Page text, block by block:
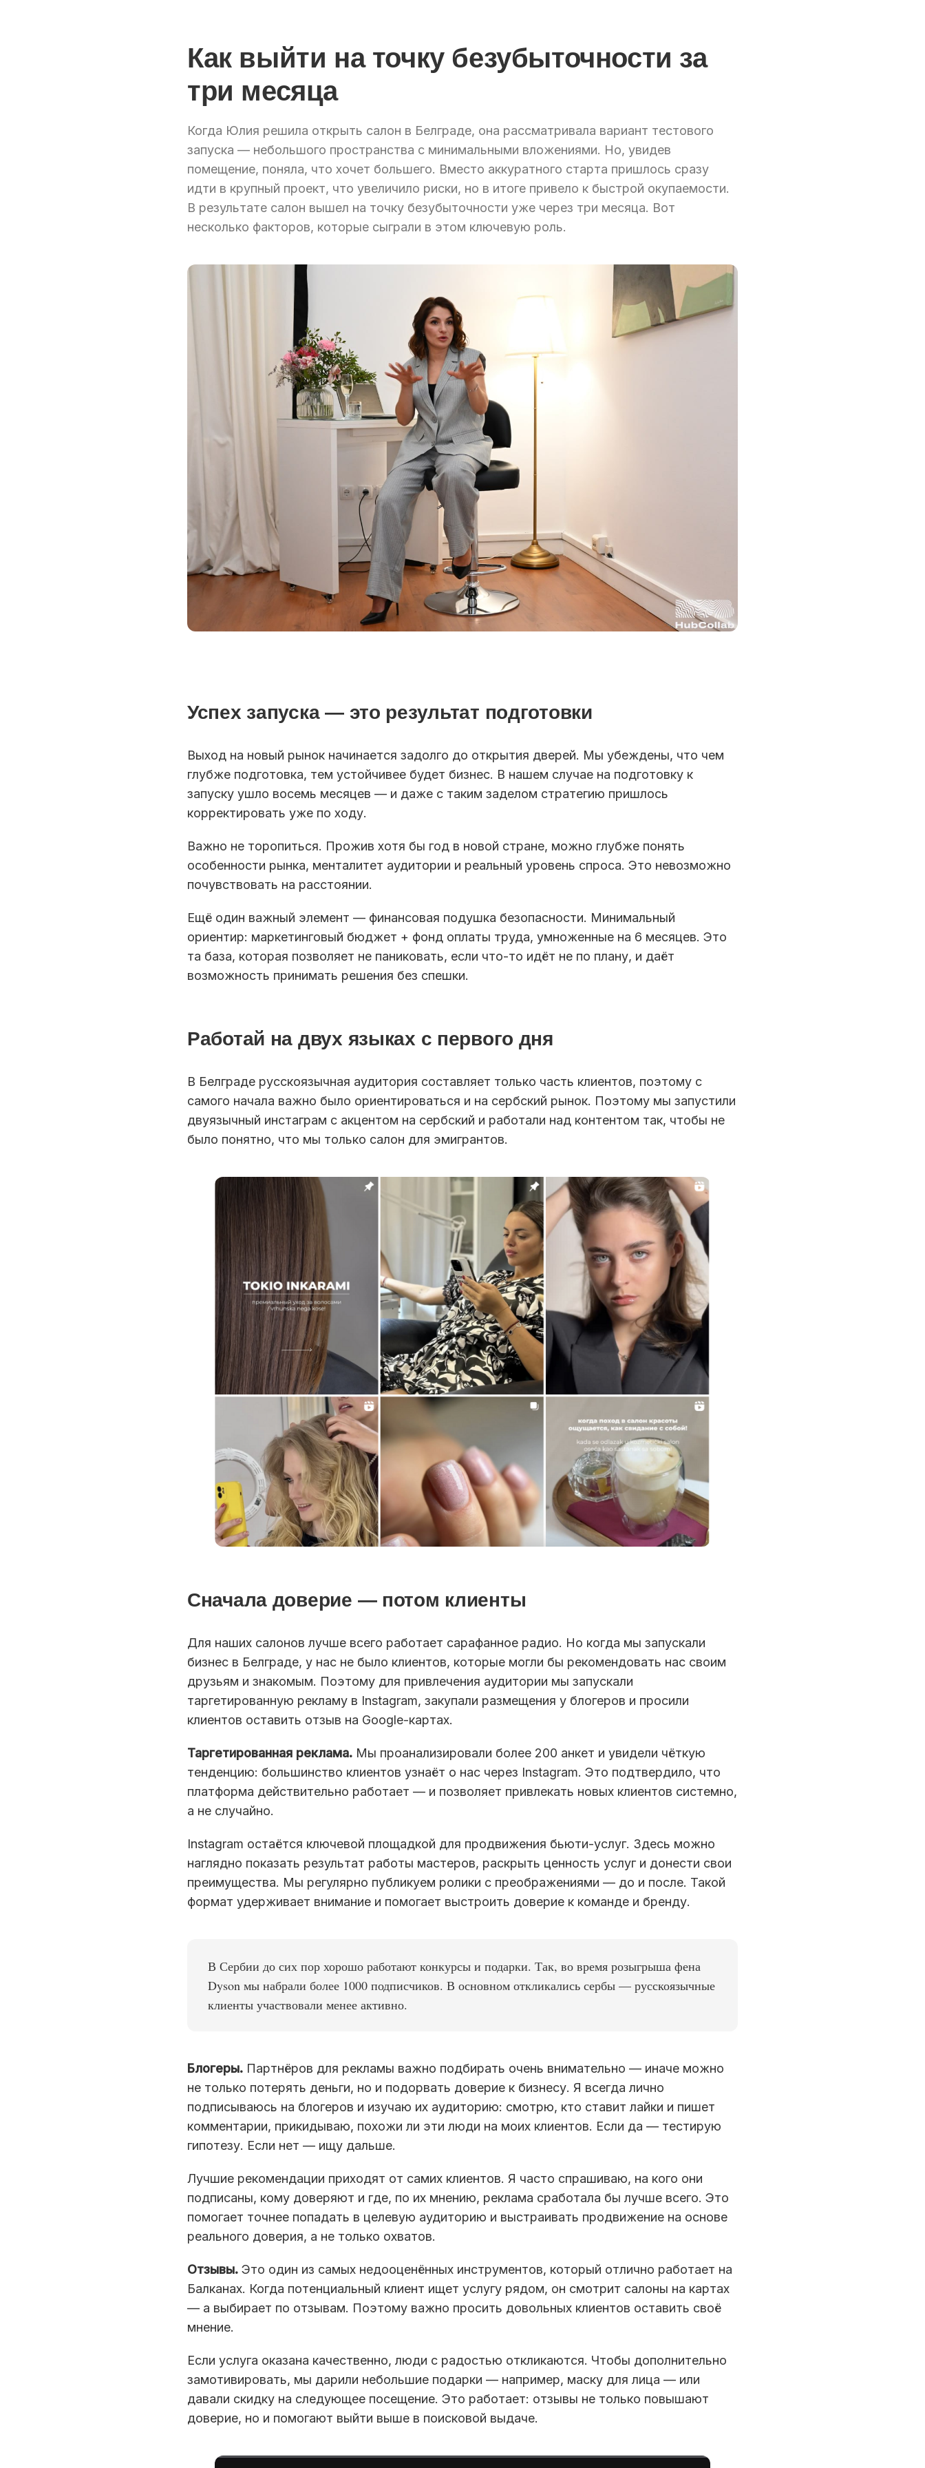
Как выйти на точку безубыточности за
три месяца
Когда Юлия решила открыть салон в Белграде, она рассматривала вариант тестового
запуска — небольшого пространства с минимальными вложениями. Но, увидев
помещение, поняла, что хочет большего. Вместо аккуратного старта пришлось сразу
идти в крупный проект, что увеличило риски, но в итоге привело к быстрой окупаемости.
В результате салон вышел на точку безубыточности уже через три месяца. Вот
несколько факторов, которые сыграли в этом ключевую роль.
Успех запуска — это результат подготовки
Выход на новый рынок начинается задолго до открытия дверей. Мы убеждены, что чем
глубже подготовка, тем устойчивее будет бизнес. В нашем случае на подготовку к
запуску ушло восемь месяцев — и даже с таким заделом стратегию пришлось
корректировать уже по ходу.
Важно не торопиться. Прожив хотя бы год в новой стране, можно глубже понять
особенности рынка, менталитет аудитории и реальный уровень спроса. Это невозможно
почувствовать на расстоянии.
Ещё один важный элемент — финансовая подушка безопасности. Минимальный
ориентир: маркетинговый бюджет + фонд оплаты труда, умноженные на 6 месяцев. Это
та база, которая позволяет не паниковать, если что-то идёт не по плану, и даёт
возможность принимать решения без спешки.
Работай на двух языках с первого дня
В Белграде русскоязычная аудитория составляет только часть клиентов, поэтому с
самого начала важно было ориентироваться и на сербский рынок. Поэтому мы запустили
двуязычный инстаграм с акцентом на сербский и работали над контентом так, чтобы не
было понятно, что мы только салон для эмигрантов.
Сначала доверие — потом клиенты
Для наших салонов лучше всего работает сарафанное радио. Но когда мы запускали
бизнес в Белграде, у нас не было клиентов, которые могли бы рекомендовать нас своим
друзьям и знакомым. Поэтому для привлечения аудитории мы запускали
таргетированную рекламу в Instagram, закупали размещения у блогеров и просили
клиентов оставить отзыв на Google-картах.
Таргетированная реклама. Мы проанализировали более 200 анкет и увидели чёткую
тенденцию: большинство клиентов узнаёт о нас через Instagram. Это подтвердило, что
платформа действительно работает — и позволяет привлекать новых клиентов системно,
а не случайно.
Instagram остаётся ключевой площадкой для продвижения бьюти-услуг. Здесь можно
наглядно показать результат работы мастеров, раскрыть ценность услуг и донести свои
преимущества. Мы регулярно публикуем ролики с преображениями — до и после. Такой
формат удерживает внимание и помогает выстроить доверие к команде и бренду.
В Сербии до сих пор хорошо работают конкурсы и подарки. Так, во время розыгрыша фена
Dyson мы набрали более 1000 подписчиков. В основном откликались сербы — русскоязычные
клиенты участвовали менее активно.
Блогеры. Партнёров для рекламы важно подбирать очень внимательно — иначе можно
не только потерять деньги, но и подорвать доверие к бизнесу. Я всегда лично
подписываюсь на блогеров и изучаю их аудиторию: смотрю, кто ставит лайки и пишет
комментарии, прикидываю, похожи ли эти люди на моих клиентов. Если да — тестирую
гипотезу. Если нет — ищу дальше.
Лучшие рекомендации приходят от самих клиентов. Я часто спрашиваю, на кого они
подписаны, кому доверяют и где, по их мнению, реклама сработала бы лучше всего. Это
помогает точнее попадать в целевую аудиторию и выстраивать продвижение на основе
реального доверия, а не только охватов.
Отзывы. Это один из самых недооценённых инструментов, который отлично работает на
Балканах. Когда потенциальный клиент ищет услугу рядом, он смотрит салоны на картах
— а выбирает по отзывам. Поэтому важно просить довольных клиентов оставить своё
мнение.
Если услуга оказана качественно, люди с радостью откликаются. Чтобы дополнительно
замотивировать, мы дарили небольшие подарки — например, маску для лица — или
давали скидку на следующее посещение. Это работает: отзывы не только повышают
доверие, но и помогают выйти выше в поисковой выдаче.